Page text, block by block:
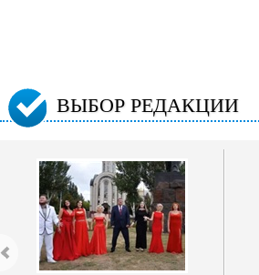
ВЫБОР РЕДАКЦИИ